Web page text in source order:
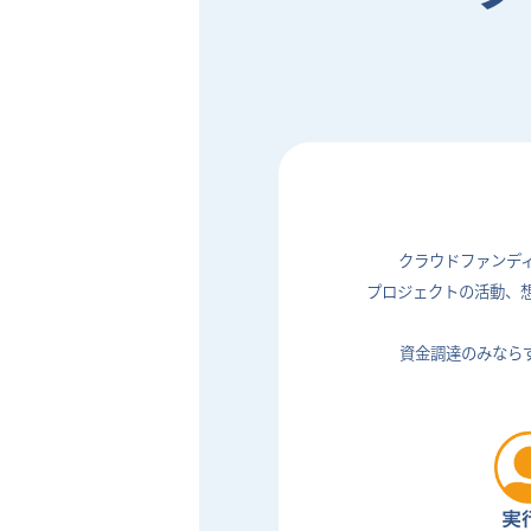
クラウドファンデ
プロジェクトの活動、
資金調達のみなら